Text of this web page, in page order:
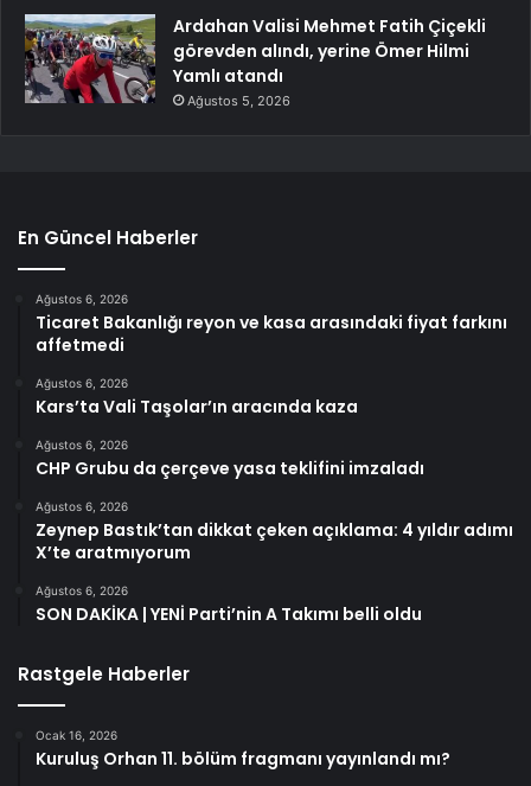
Ardahan Valisi Mehmet Fatih Çiçekli
görevden alındı, yerine Ömer Hilmi
Yamlı atandı
Ağustos 5, 2026
En Güncel Haberler
Ağustos 6, 2026
Ticaret Bakanlığı reyon ve kasa arasındaki fiyat farkını
affetmedi
Ağustos 6, 2026
Kars’ta Vali Taşolar’ın aracında kaza
Ağustos 6, 2026
CHP Grubu da çerçeve yasa teklifini imzaladı
Ağustos 6, 2026
Zeynep Bastık’tan dikkat çeken açıklama: 4 yıldır adımı
X’te aratmıyorum
Ağustos 6, 2026
SON DAKİKA | YENİ Parti’nin A Takımı belli oldu
Rastgele Haberler
Ocak 16, 2026
Kuruluş Orhan 11. bölüm fragmanı yayınlandı mı?